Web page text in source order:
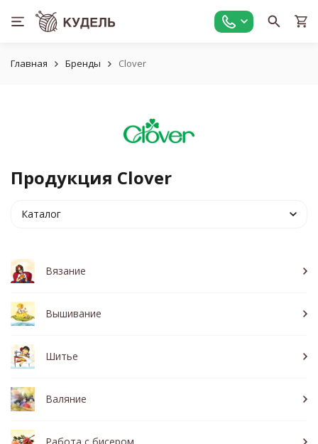
Главная Бренды Clover
Продукция Clover
Каталог
Вязание
Вышивание
Шитье
Валяние